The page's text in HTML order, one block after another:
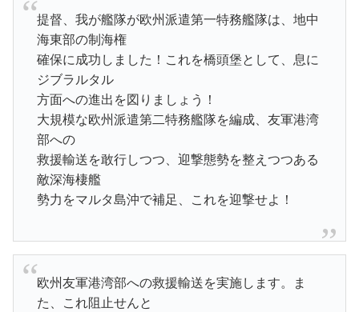
提督、我が艦隊が欧州派遣第一特務艦隊は、地中
海東部の制海権
確保に成功しました！これを橋頭堡として、息に
ジブラルタル
方面への進出を図りましょう！
大規模な欧州派遣第二特務艦隊を編成、友軍港湾
部への
救援輸送を敢行しつつ、迎撃態勢を整えつつある
敵深海棲艦
勢力をマルタ島沖で補足、これを迎撃せよ！
欧州友軍港湾部への救援輸送を実施します。ま
た、これ阻止せんと